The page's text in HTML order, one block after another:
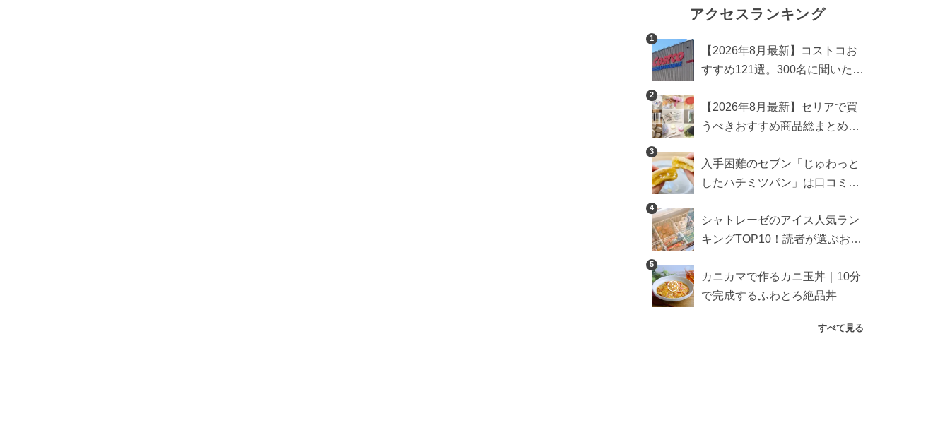
アクセスランキング
1
【2026年8月最新】コストコお
すすめ121選。300名に聞いた買
め商品も
2
【2026年8月最新】セリアで買
うべきおすすめ商品総まとめ。
3
入手困難のセブン「じゅわっと
したハチミツパン」は口コミ通
検証
4
シャトレーゼのアイス人気ラン
キングTOP10！読者が選ぶおす
5
カニカマで作るカニ玉丼｜10分
で完成するふわとろ絶品丼
すべて見る